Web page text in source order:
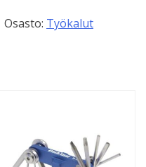
Osasto: Työkalut